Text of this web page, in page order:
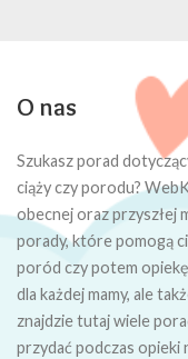
O nas
Szukasz porad
ciąży czy porodu?
obecnej oraz przyszłej
porady, które pomogą
poród czy potem
dla każdej mamy, ale
znajdzie tutaj wiele
przydać podczas opieki